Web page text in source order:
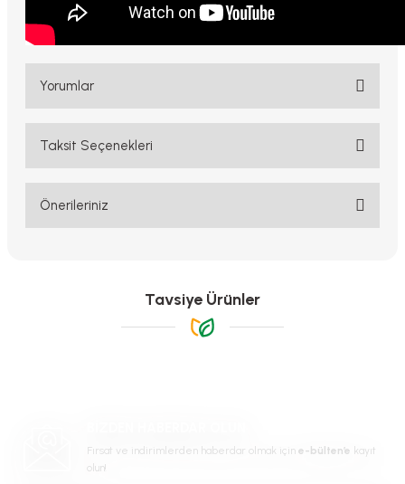
Yorumlar
Bu ürüne ilk yorumu siz yapın!
Taksit Seçenekleri
Önerileriniz
Görüş ve önerileriniz için teşekkür ederiz.
Ürün resmi kalitesiz, bozuk veya görüntülenemiyor.
Tavsiye Ürünler
Fırsat ve indirimlerden haberdar olmak için e-bülten’e kayıt
olun!